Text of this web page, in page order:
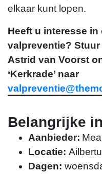
Dani van Belkom
elkaar kunt lopen.
Heeft u interesse in
valpreventie?
Astrid van Voorst
‘Kerkrade’ naar
Belangrijke
Aanbieder:
Locatie:
Dagen: